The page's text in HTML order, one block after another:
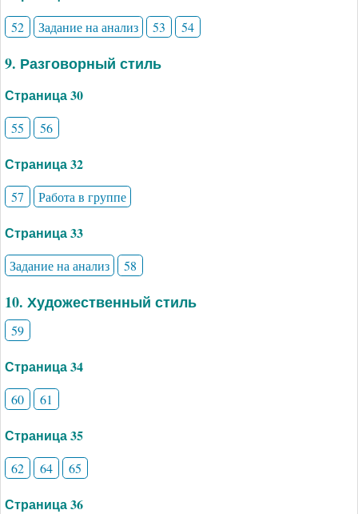
52 Задание на анализ 53 54
9. Разговорный стиль
Страница 30
55 56
Страница 32
57 Работа в группе
Страница 33
Задание на анализ 58
10. Художественный стиль
59
Страница 34
60 61
Страница 35
62 64 65
Страница 36